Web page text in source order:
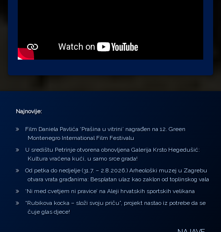
Najnovije:
Film Daniela Pavlića ‘Prašina u vitrini’ nagrađen na 12. Green
Montenegro International Film Festivalu
U središtu Petrinje otvorena obnovljena Galerija Krsto Hegedušić:
Kultura vraćena kući, u samo srce grada!
Od petka do nedjelje (31.7. – 2.8.2026.) Arheološki muzej u Zagrebu
otvara vrata građanima: Besplatan ulaz kao zaklon od toplinskog vala
‘Ni med cvetjem ni pravice’ na Aleji hrvatskih sportskih velikana
“Rubikova kocka – složi svoju priču”, projekt nastao iz potrebe da se
čuje glas djece!